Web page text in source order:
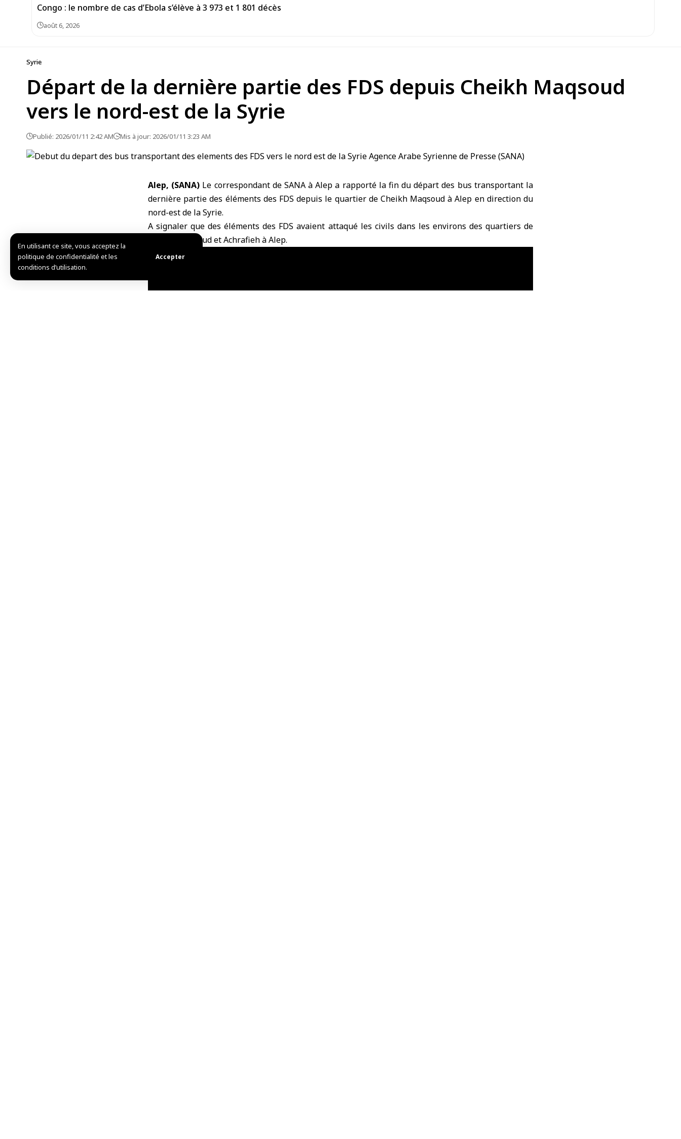
En utilisant ce site, vous acceptez la
politique de confidentialité et les
conditions d’utilisation.
Accepter
Congo : le nombre de cas d’Ebola s’élève à 3 973 et 1 801 décès
août 6, 2026
Syrie
Départ de la dernière partie des FDS depuis Cheikh Maqsoud
vers le nord-est de la Syrie
Publié: 2026/01/11 2:42 AM Mis à jour: 2026/01/11 3:23 AM
Alep, (SANA) Le correspondant de SANA à Alep a rapporté la fin du départ des bus transportant la
dernière partie des éléments des FDS depuis le quartier de Cheikh Maqsoud à Alep en direction du
nord-est de la Syrie.
A signaler que des éléments des FDS avaient attaqué les civils dans les environs des quartiers de
Cheikh Maqsoud et Achrafieh à Alep.